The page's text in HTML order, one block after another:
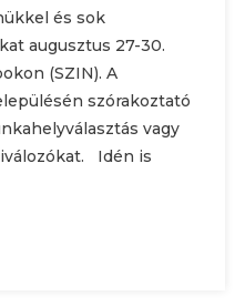
és sok
augusztus 27-30.
(SZIN). A
szórakoztató
vagy
Idén is